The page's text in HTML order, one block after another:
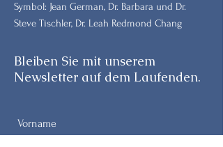
Symbol: Jean German, Dr. Barbara und Dr.
Steve Tischler, Dr. Leah Redmond Chang
Bleiben Sie mit unserem
Newsletter auf dem Laufenden.
Vorname